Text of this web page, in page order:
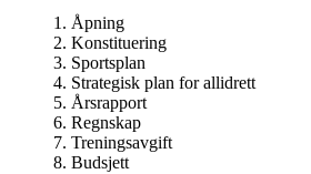
Åpning
Konstituering
Sportsplan
Strategisk plan for allidrett
Årsrapport
Regnskap
Treningsavgift
Budsjett